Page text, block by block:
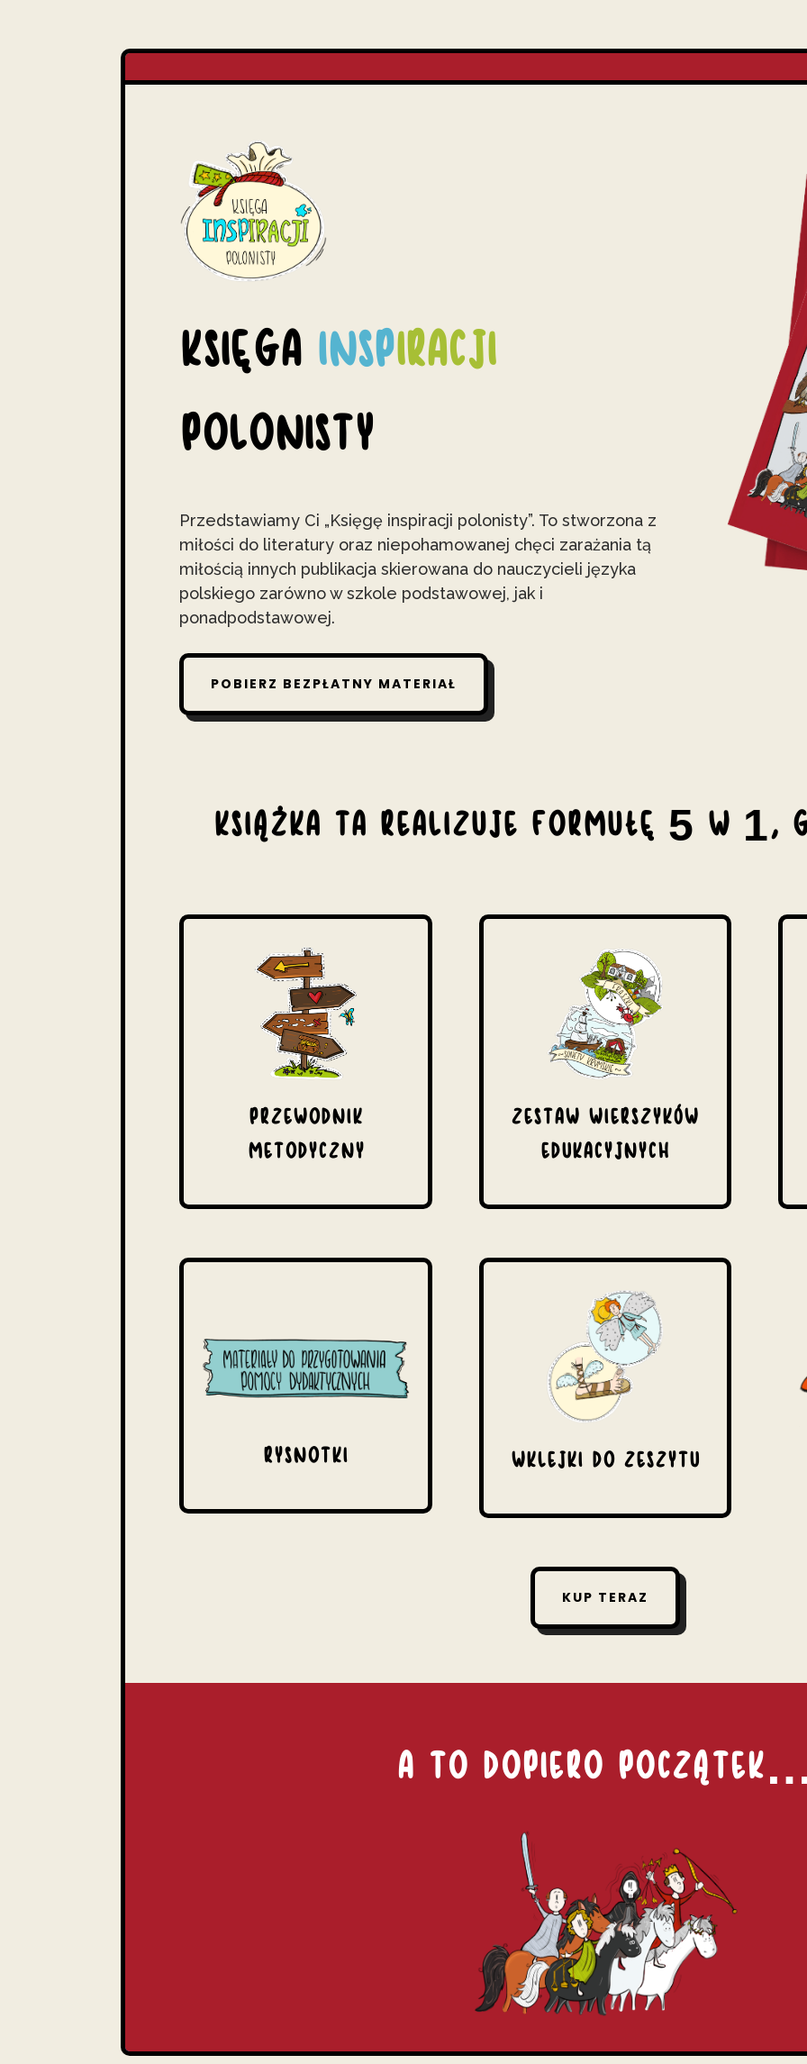
KSIĘGA INSPIRACJI
POLONISTY
Przedstawiamy Ci „Księgę inspiracji polonisty”. To stworzona z
miłości do literatury oraz niepohamowanej chęci zarażania tą
miłością innych publikacja skierowana do nauczycieli języka
polskiego zarówno w szkole podstawowej, jak i
ponadpodstawowej.
POBIERZ BEZPŁATNY MATERIAŁ
KSIĄŻKA TA REALIZUJE FORMUŁĘ 5 W 1,
PRZEWODNIK
METODYCZNY
ZESTAW WIERSZYKÓW
EDUKACYJNYCH
RYSNOTKI WKLEJKI DO ZESZYTU
KUP TERAZ
A TO DOPIERO